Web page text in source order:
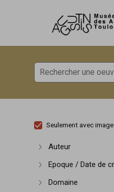
Accèder directement
Accèder directement
Seulement avec image
Afficher plus
Auteur
Afficher plus
Epoque / Date de
Afficher plus
Domaine